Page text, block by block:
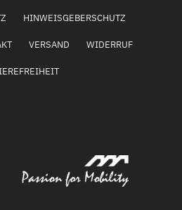
HINWEISGEBERSCHUTZ
VERSAND WIDERRUF